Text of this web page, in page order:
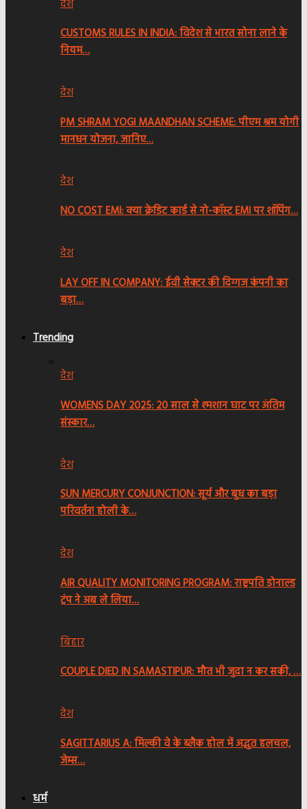
देश
CUSTOMS RULES IN INDIA: विदेश से भारत सोना लाने के
नियम…
देश
PM SHRAM YOGI MAANDHAN SCHEME: पीएम श्रम योगी
मानधन योजना, जानिए…
देश
NO COST EMI: क्या क्रेडिट कार्ड से नो-कॉस्ट EMI पर शॉपिंग…
देश
LAY OFF IN COMPANY: ईवी सेक्टर की दिग्गज कंपनी का
बड़ा…
Trending
देश
WOMENS DAY 2025: 20 साल से श्मशान घाट पर अंतिम
संस्कार…
देश
SUN MERCURY CONJUNCTION: सूर्य और बुध का बड़ा
परिवर्तन! होली के…
देश
AIR QUALITY MONITORING PROGRAM: राष्ट्रपति डोनाल्ड
ट्रंप ने अब ले लिया…
बिहार
COUPLE DIED IN SAMASTIPUR: मौत भी जुदा न कर सकी, …
देश
SAGITTARIUS A: मिल्की वे के ब्लैक होल में अद्भुत हलचल,
जेम्स…
धर्म